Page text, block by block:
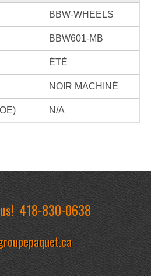
BBW-WHEELS
BBW601-MB
ÉTÉ
NOIR MACHINÉ
N/A
418-830-0638